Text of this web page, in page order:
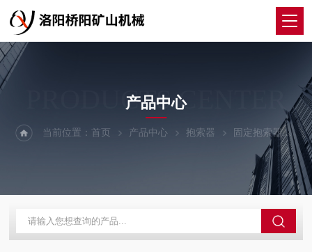
PRODUCTS CENTER
产品中心
当前位置：首页 产品中心 抱索器 固定抱索器 猴